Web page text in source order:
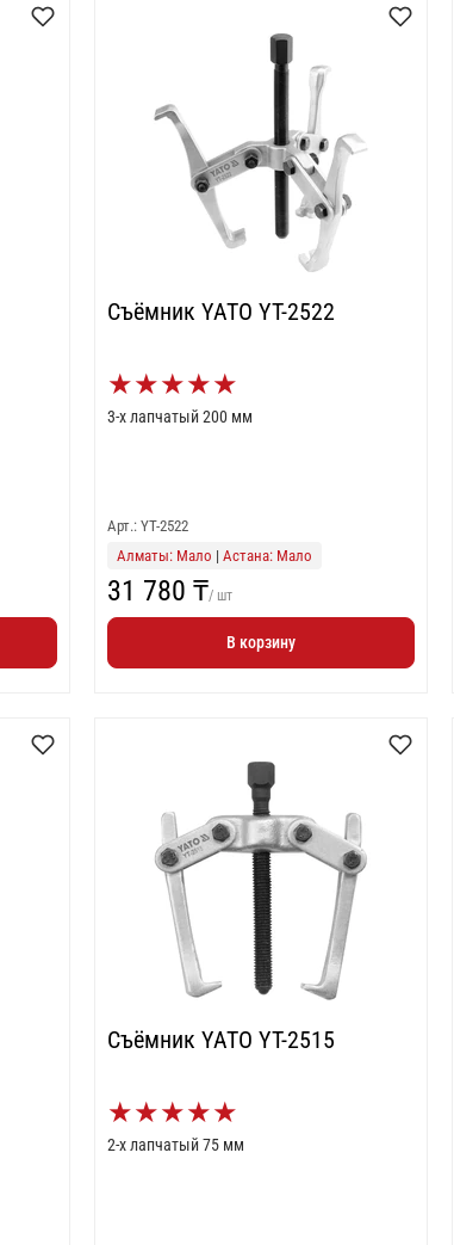
Съёмник YATO YT-2522
★★★★★
3-х лапчатый 200 мм
Арт.: YT-2522
Алматы: Мало |Астана: Мало
31 780 ₸/ шт
В корзину
Съёмник YATO YT-2515
★★★★★
2-х лапчатый 75 мм